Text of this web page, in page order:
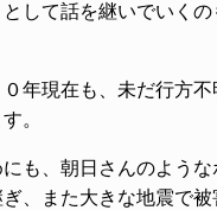
して話を継いでいくの
年現在も、未だ行方
。
も、朝日さんのよう
、また大きな地震で被